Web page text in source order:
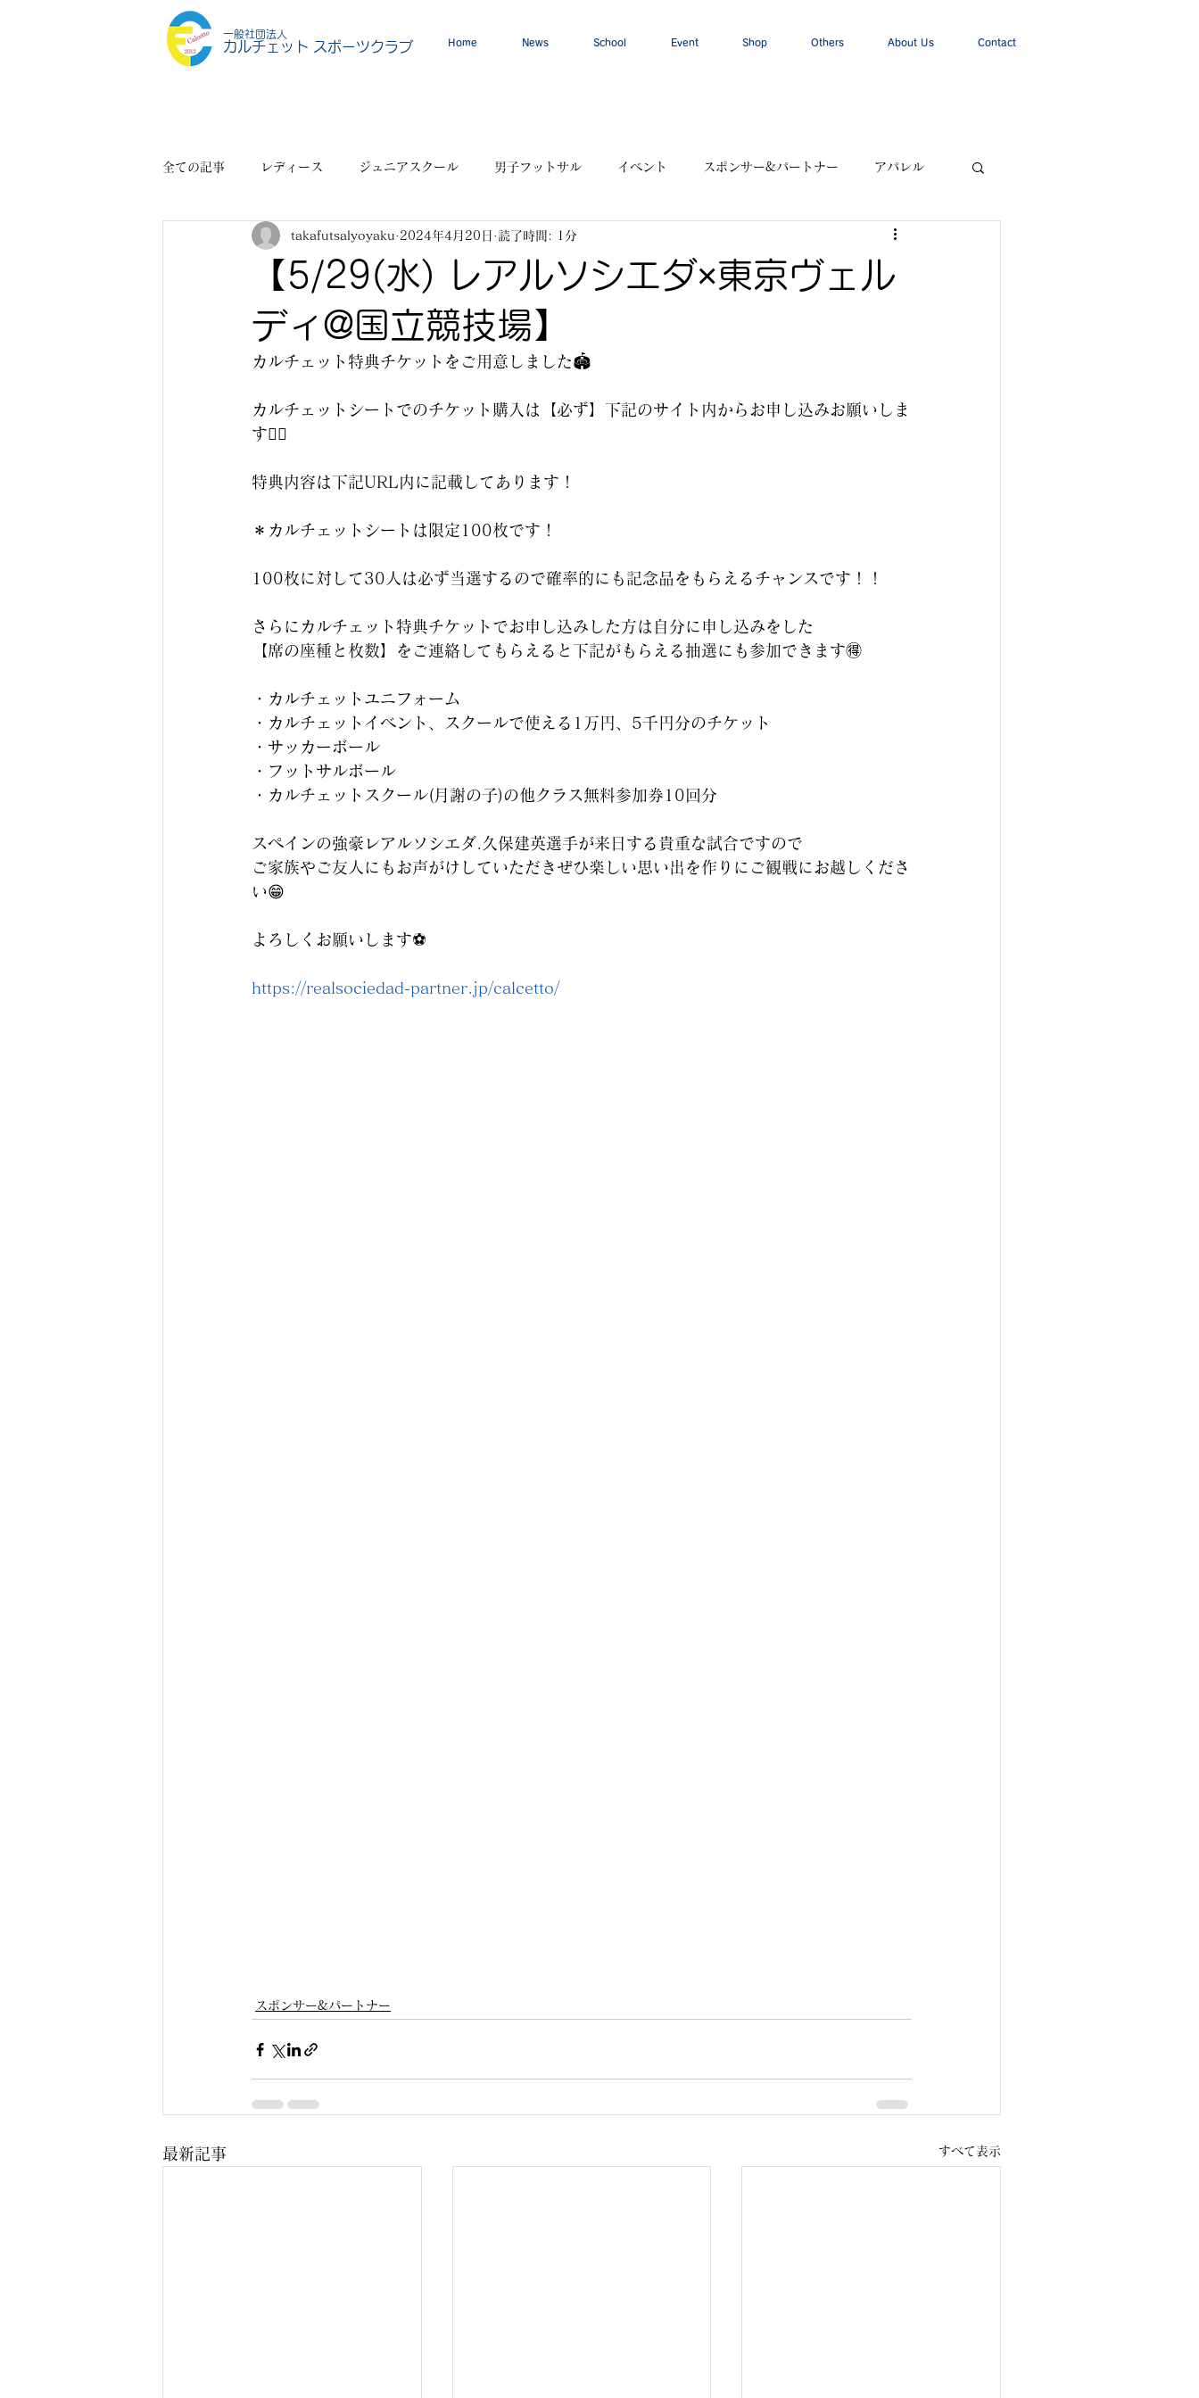
Home News School Event Shop Others About Us Contact
一般社団法人
カルチェット スポーツクラブ
全ての記事 レディース ジュニアスクール 男子フットサル イベント スポンサー&パートナー アパレル
スポーツショップ その他
【5/29(水) レアルソシエダ×東京ヴェル
ディ@国立競技場】
takafutsalyoyaku 2024年4月20日 読了時間: 1分
カルチェット特典チケットをご用意しました🏟️
カルチェットシートでのチケット購入は【必ず】下記のサイト内からお申し込みお願いしま
す🙇‍♂️
特典内容は下記URL内に記載してあります！
＊カルチェットシートは限定100枚です！
100枚に対して30人は必ず当選するので確率的にも記念品をもらえるチャンスです！！
さらにカルチェット特典チケットでお申し込みした方は自分に申し込みをした
【席の座種と枚数】をご連絡してもらえると下記がもらえる抽選にも参加できます🉐
・カルチェットユニフォーム
・カルチェットイベント、スクールで使える1万円、5千円分のチケット
・サッカーボール
・フットサルボール
・カルチェットスクール(月謝の子)の他クラス無料参加券10回分
スペインの強豪レアルソシエダ.久保建英選手が来日する貴重な試合ですので
ご家族やご友人にもお声がけしていただきぜひ楽しい思い出を作りにご観戦にお越しくださ
い😁
よろしくお願いします⚽️
https://realsociedad-partner.jp/calcetto/
スポンサー&パートナー
最新記事 すべて表示